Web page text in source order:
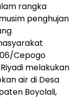
rangka
penghujan
Cepogo
melakukan
air di Desa
Boyolali,